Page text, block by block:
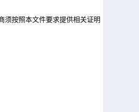
须按照本文件要求提供相关证明